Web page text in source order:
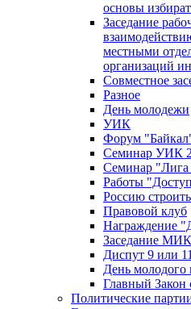
основы
Заседание
местными
организаций
Совместное
Разное
День молодежи
УИК
Форум
Семинар УИК
Семинар
Работы
Россию
Правовой клуб
Награждение
Заседание МИК
Диспут 9 или 11
День молодого
Главный Закон
Политические